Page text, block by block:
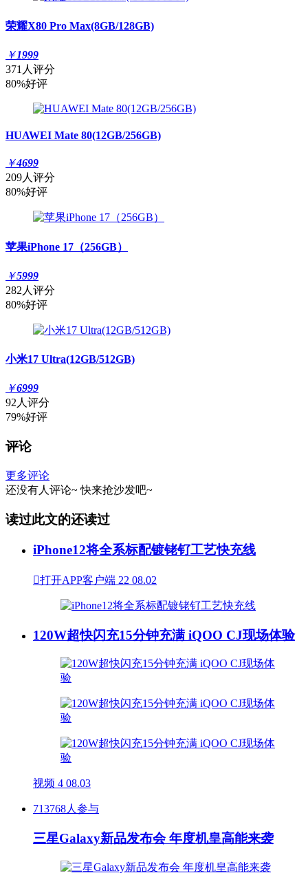
荣耀X80 Pro Max(8GB/128GB)
￥1999
371人评分
80%好评
HUAWEI Mate 80(12GB/256GB)
￥4699
209人评分
80%好评
苹果iPhone 17（256GB）
￥5999
282人评分
80%好评
小米17 Ultra(12GB/512GB)
￥6999
92人评分
79%好评
评论
更多评论
还没有人评论~ 快来抢沙发吧~
读过此文的还读过
iPhone12将全系标配镀铑钌工艺快充线
打开APP客户端 22 08.02
120W超快闪充15分钟充满 iQOO CJ现场体验
视频 4 08.03
713768人参与
三星Galaxy新品发布会 年度机皇高能来袭